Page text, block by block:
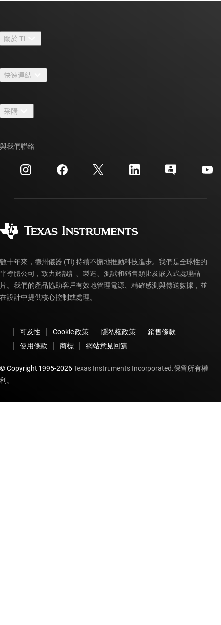
關於 TI
人才招募
新聞室
活動
投資人關系
快速連結
TI E2E™ 設計支援論壇
交互參考搜索
客戶支援中心
myTI 帳戶常見問題解答
采購
訂購 FAQ
與我們聯絡
數十年來，德州儀器 (TI) 持續不懈地推動科技進步。我們是全球性的
半導體公司，致力於設計、製造、測試和銷售類比及嵌入式處理晶
片。我們的產品協助客戶有效地管理電源、精確感測與傳送數據，並
在設計中提供核心控制或處理。
可及性 Cookie 政策 隱私權政策
銷售條款
使用條款
商標 網站意見回饋
© Copyright 1995-2026Texas Instruments Incorporated.保留所有權
利。